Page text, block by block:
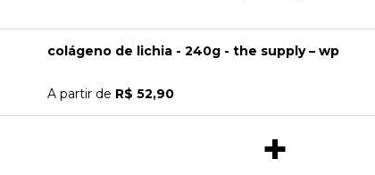
colágeno de lichia - 240g - the supply – wp
A partir de R$ 52,90
+